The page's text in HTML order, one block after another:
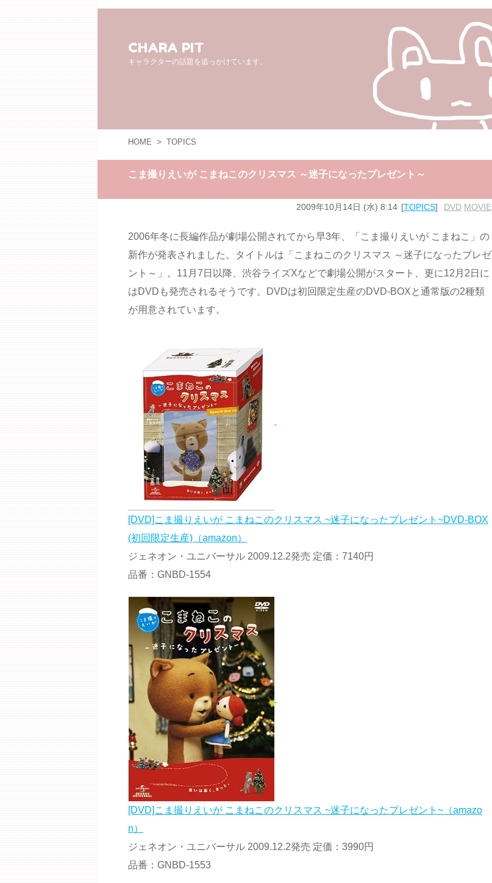
CHARA PIT
キャラクターの話題を追っかけています。
HOME > TOPICS
こま撮りえいが こまねこのクリスマス ～迷子になったプレゼント～
2009年10月14日 (水) 8:14 TOPICS DVD MOVIE
2006年冬に長編作品が劇場公開されてから早3年、「こま撮りえいが こまねこ」の
新作が発表されました。タイトルは「こまねこのクリスマス ～迷子になったプレゼ
ント～」。11月7日以降、渋谷ライズXなどで劇場公開がスタート、更に12月2日に
はDVDも発売されるそうです。DVDは初回限定生産のDVD-BOXと通常版の2種類
が用意されています。
[DVD]こま撮りえいが こまねこのクリスマス ~迷子になったプレゼント~DVD-BOX
(初回限定生産)（amazon）
ジェネオン・ユニバーサル 2009.12.2発売 定価：7140円
品番：GNBD-1554
[DVD]こま撮りえいが こまねこのクリスマス ~迷子になったプレゼント~（amazo
n）
ジェネオン・ユニバーサル 2009.12.2発売 定価：3990円
品番：GNBD-1553